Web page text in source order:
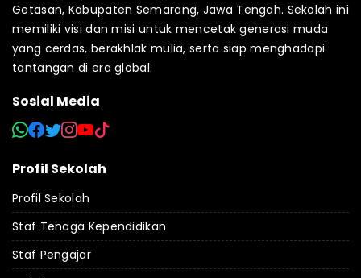
Getasan, Kabupaten Semarang, Jawa Tengah. Sekolah ini
memiliki visi dan misi untuk mencetak generasi muda
yang cerdas, berakhlak mulia, serta siap menghadapi
tantangan di era global.
Sosial Media
Profil Sekolah
Profil Sekolah
Staf Tenaga Kependidikan
Staf Pengajar